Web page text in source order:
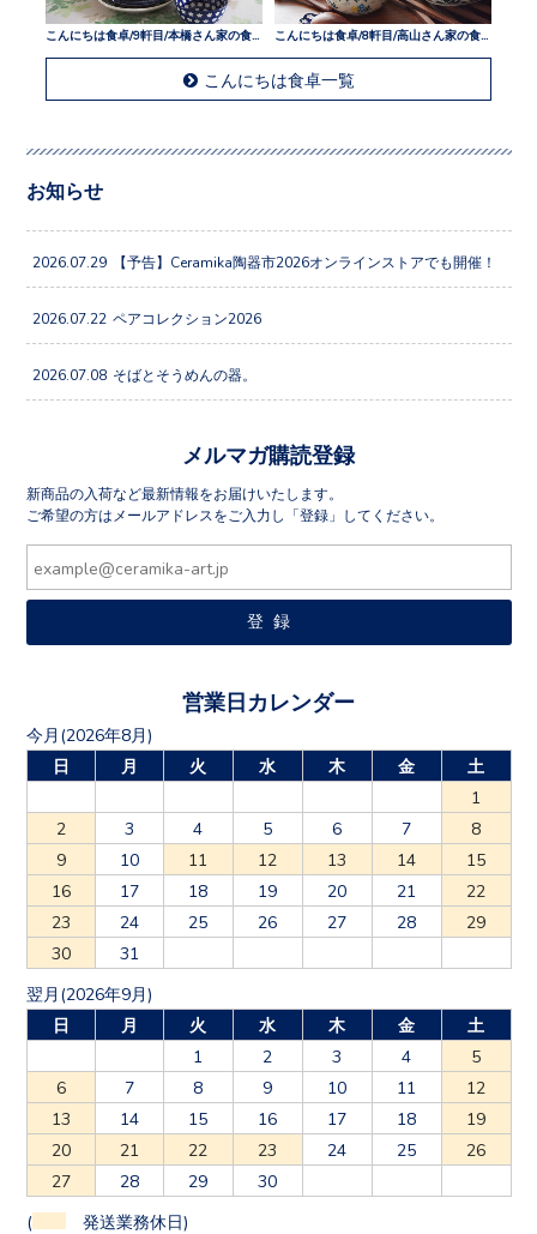
こんにちは食卓/9軒目/本橋さん家の食卓
こんにちは食卓一覧
お知らせ
2026.07.29 【予告】Ceramika陶器市2026オンラインストアでも開催！
2026.07.22 ペアコレクション2026
2026.07.08 そばとそうめんの器。
メルマガ購読登録
新商品の入荷など最新情報をお届けいたします。
ご希望の方はメールアドレスをご入力し「登録」してください。
営業日カレンダー
今月(2026年8月)
日
月 火 水 木 金
土
1
2
3 4 5 6 7
8
9
10 11 12 13 14
15
16
17 18 19 20 21
22
23
24 25 26 27 28
29
30
31
翌月(2026年9月)
日
月 火 水 木 金
土
1
2 3 4
5
6
7 8 9 10 11
12
13
14 15 16 17 18
19
20
21 22 23 24 25
26
27
28 29 30
( 発送業務休日)